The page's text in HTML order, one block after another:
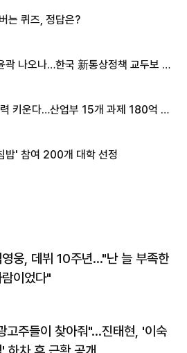
는 퀴즈, 정답은?
곽 나오나…한국 新통상정책 교두보 활
키운다…산업부 15개 과제 180억 지
밥' 참여 200개 대학 선정
영웅, 데뷔 10주년…"난 늘 부족한
이었다"
고주들이 찾아줘"…진태현, '이숙